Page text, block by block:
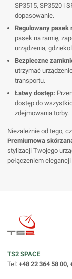
SP3515, SP3520 i
dopasowanie.
Regulowany pasek
pasek na ramię,
urządzenia,
Bezpieczne
utrzymać
transportu.
Łatwy dostęp:
dostęp do
zdejmowania torby.
Niezależnie od tego,
Premiumowa
stylizacji Twojego
połączeniem
TS2 SPACE
Tel: +48 22 364 58 00,